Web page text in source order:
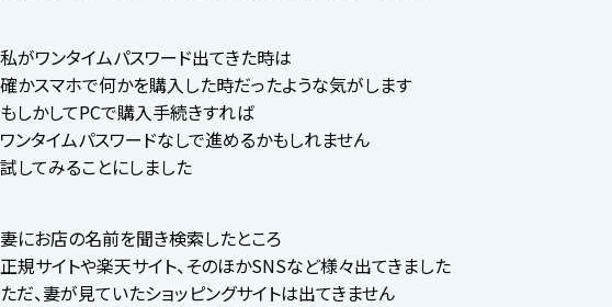
私がワンタイムパスワード出てきた時は
確かスマホで何かを購入した時だったような気がします
もしかしてPCで購入手続きすれば
ワンタイムパスワードなしで進めるかもしれません
試してみることにしました
妻にお店の名前を聞き検索したところ
正規サイトや楽天サイト、そのほかSNSなど様々出てきました
ただ、妻が見ていたショッピングサイトは出てきません